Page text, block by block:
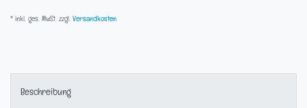
* inkl. ges. MwSt. zzgl. Versandkosten
Beschreibung